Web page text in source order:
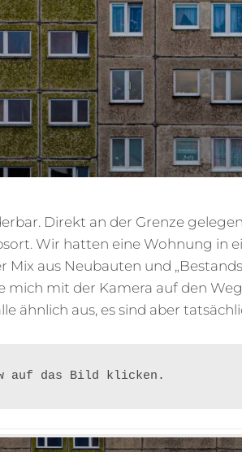
Direkt an der Grenze
Wir hatten eine Wohnung in
aus Neubauten und
mich mit der Kamera auf den
ähnlich aus, es sind aber
auf das Bild klicken.